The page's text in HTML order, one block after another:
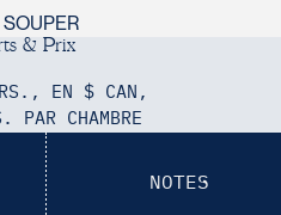
SOUPER
ts & Prix
EN $ CAN,
PAR CHAMBRE
NOTES